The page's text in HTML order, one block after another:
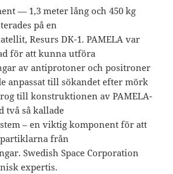
— 1,3 meter lång och 450 kg
på en
Resurs DK-1. PAMELA var
för att kunna utföra
av antiprotoner och positroner
anpassat till sökandet efter mörk
till konstruktionen av PAMELA-
två så kallade
– en viktig komponent för att
från
Swedish Space Corporation
expertis.